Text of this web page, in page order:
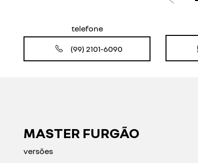
Anterior
telefone
(99) 2101-6090
MASTER FURGÃO
versões